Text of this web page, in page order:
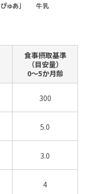
食事摂取基準
（目安量）
0〜5か月齢
300
5.0
3.0
4